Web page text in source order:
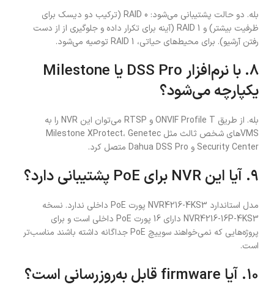
بله. دو حالت پشتیبانی می‌شود: RAID 0 (ترکیب دو دیسک برای
ظرفیت بیشتر) و RAID 1 (آینه برای تکرار داده و جلوگیری از از دست
رفتن آرشیو). برای محیط‌های حیاتی، RAID 1 توصیه می‌شود.
۸. با نرم‌افزار DSS Pro یا Milestone
یکپارچه می‌شود؟
بله. از طریق ONVIF Profile T و RTSP می‌توان این NVR را به
VMS‌های شخص ثالث مثل Milestone XProtect، Genetec
Security Center و Dahua DSS Pro متصل کرد.
۹. آیا این NVR برای PoE پشتیبانی دارد؟
مدل استاندارد NVR4216-4KS3 پورت PoE داخلی ندارد. نسخه
NVR4216-16P-4KS3 دارای 16 پورت PoE داخلی است و برای
پروژه‌هایی که نمی‌خواهند سوییچ PoE جداگانه داشته باشند مناسب‌تر
است.
۱۰. آیا firmware قابل به‌روزرسانی است؟